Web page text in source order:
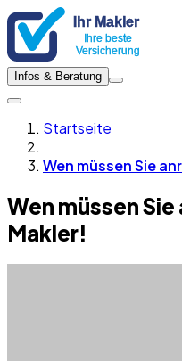
Infos & Beratung
Startseite
Wen müssen Sie
Wen müssen
Makler!